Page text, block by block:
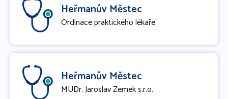
Heřmanův Městec
Ordinace praktického lékaře
Heřmanův Městec
MUDr. Jaroslav Zemek s.r.o.